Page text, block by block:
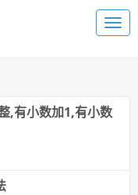
,有小数加1,有小数